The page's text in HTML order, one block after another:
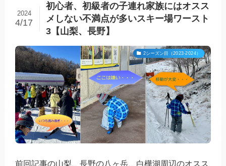
初心者、初級者の子連れ家族にはオスス
メしない不満点が多いスキー場ワースト
3【山梨、長野】
2024
4/17
2シーズン目（2023-2024）
前回記事の山梨、長野の八ヶ岳、白樺湖周辺のオスス